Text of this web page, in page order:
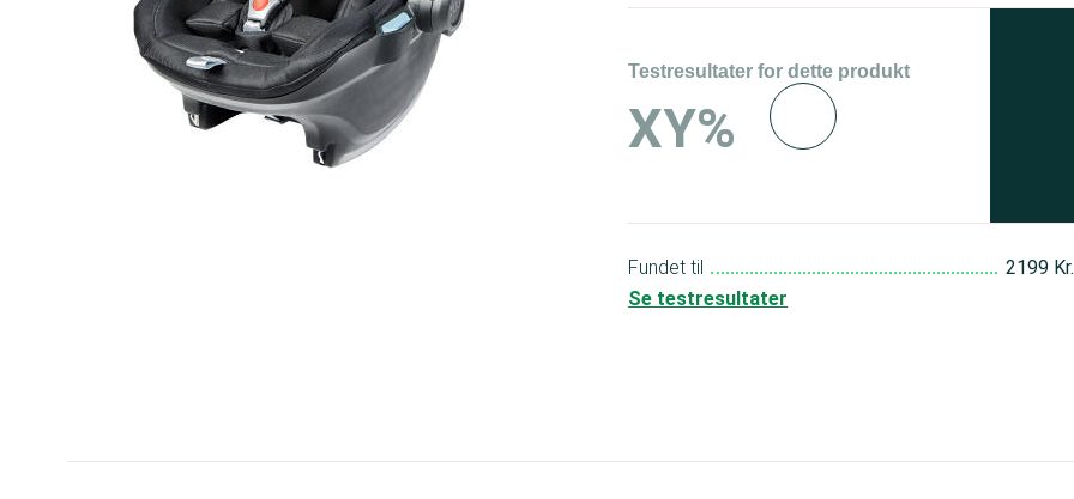
Testresultater for dette produkt
XY%
Fundet til
2199 Kr.
Se testresultater